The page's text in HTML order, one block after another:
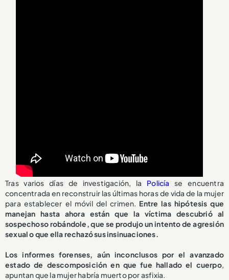
Tras varios días de investigación, la Policía se encuentra
concentrada en reconstruir las últimas horas de vida de la mujer
para establecer el móvil del crimen. Entre las hipótesis que
manejan hasta ahora están que la víctima descubrió al
sospechoso robándole, que se produjo un intento de agresión
sexual o que ella rechazó sus insinuaciones.
Los informes forenses, aún inconclusos por el avanzado
estado de descomposición en que fue hallado el cuerpo,
apuntan que la mujer habría muerto por asfixia.